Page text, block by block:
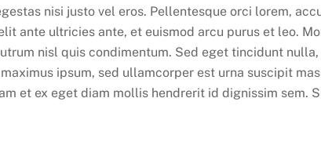
nisi justo vel eros. Pellentesque orci lorem,
ante ultricies ante, et euismod arcu purus et leo.
nisl quis condimentum. Sed eget tincidunt
ipsum, sed ullamcorper est urna suscipit
et ex eget diam mollis hendrerit id dignissim sem.